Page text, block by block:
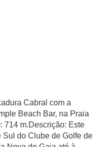
Cabral com a
Beach Bar, na Praia
714 m.Descrição: Este
do Clube de Golfe de